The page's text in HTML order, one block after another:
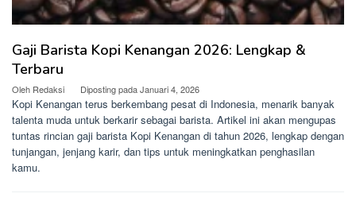
Gaji Barista Kopi Kenangan 2026: Lengkap &
Terbaru
Oleh Redaksi Diposting padaJanuari 4, 2026
Kopi Kenangan terus berkembang pesat di Indonesia, menarik banyak
talenta muda untuk berkarir sebagai barista. Artikel ini akan mengupas
tuntas rincian gaji barista Kopi Kenangan di tahun 2026, lengkap dengan
tunjangan, jenjang karir, dan tips untuk meningkatkan penghasilan
kamu.